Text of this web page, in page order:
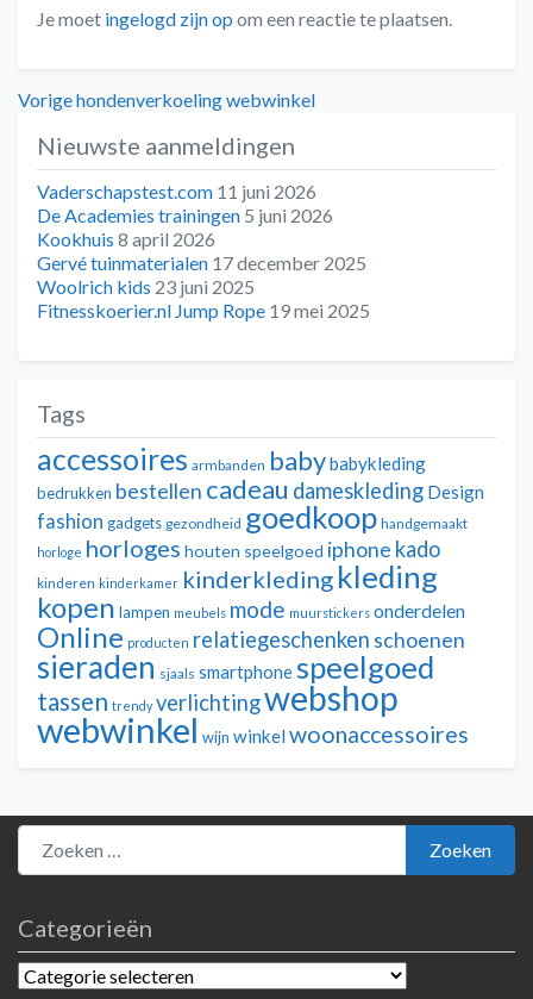
Je moet ingelogd zijn op om een reactie te plaatsen.
Bericht
navigatie
VorigeVorig
hondenverkoeling webwinkel
Nieuwste aanmeldingen
Vaderschapstest.com 11 juni 2026
De Academies trainingen 5 juni 2026
Kookhuis 8 april 2026
Gervé tuinmaterialen 17 december 2025
Woolrich kids 23 juni 2025
Fitnesskoerier.nl Jump Rope 19 mei 2025
Tags
accessoires armbanden babybabykleding
bedrukken bestellen cadeau dameskleding Design
fashion gadgets gezondheid goedkoop handgemaakt
horloge horloges houten speelgoed iphone kado
kinderen kinderkamer kinderkleding kleding
kopen lampen meubels mode muurstickers onderdelen
Online producten relatiegeschenken schoenen
sieraden sjaals smartphonespeelgoed
tassen trendy verlichtingwebshop
webwinkel wijn winkelwoonaccessoires
Zoeken naar:
Zoeken
Categorieën
Categorieën